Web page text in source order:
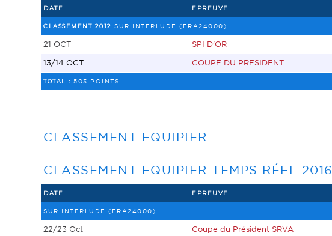
DATE EPREUVE
CLASSEMENT 2012 SUR INTERLUDE (FRA24000)
21 OCT SPI D'OR
13/14 OCT COUPE DU PRESIDENT
TOTAL : 503 POINTS
CLASSEMENT EQUIPIER
CLASSEMENT EQUIPIER TEMPS RÉEL 2016
DATE EPREUVE
SUR INTERLUDE (FRA24000)
22/23 Oct Coupe du Président SRVA